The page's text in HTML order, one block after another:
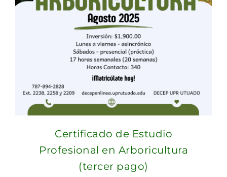
Certificado de Estudio
Profesional en Arboricultura
(tercer pago)